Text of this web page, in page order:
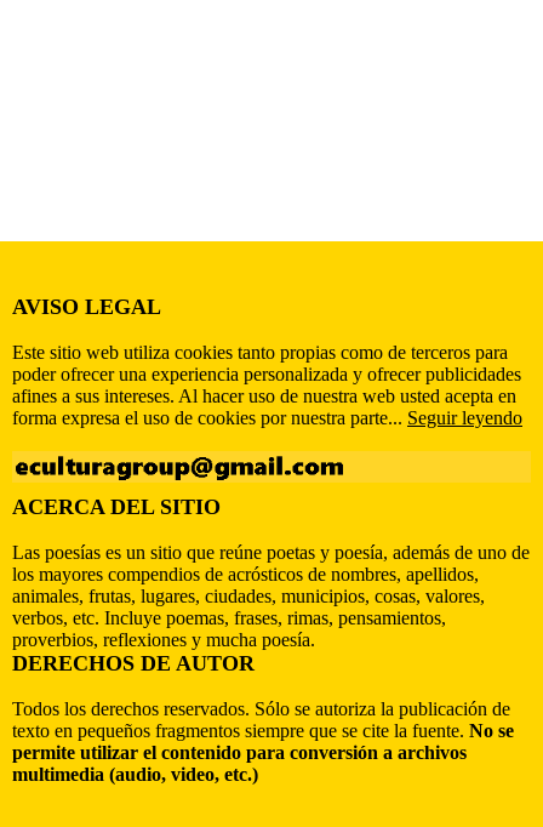
AVISO LEGAL
Este sitio web utiliza cookies tanto propias como de terceros para
poder ofrecer una experiencia personalizada y ofrecer publicidades
afines a sus intereses. Al hacer uso de nuestra web usted acepta en
forma expresa el uso de cookies por nuestra parte... Seguir leyendo
ACERCA DEL SITIO
Las poesías es un sitio que reúne poetas y poesía, además de uno de
los mayores compendios de acrósticos de nombres, apellidos,
animales, frutas, lugares, ciudades, municipios, cosas, valores,
verbos, etc. Incluye poemas, frases, rimas, pensamientos,
proverbios, reflexiones y mucha poesía.
DERECHOS DE AUTOR
Todos los derechos reservados. Sólo se autoriza la publicación de
texto en pequeños fragmentos siempre que se cite la fuente. No se
permite utilizar el contenido para conversión a archivos
multimedia (audio, video, etc.)